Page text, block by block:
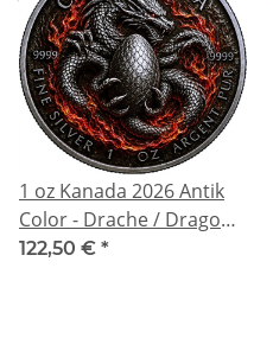
1 oz Kanada 2026 Antik
Color - Drache / Dragon -
Wächter des Königlichen
122,50 € *